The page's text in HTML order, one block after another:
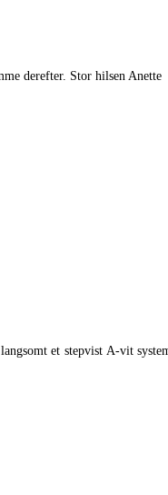
derefter. Stor hilsen Anette
et stepvist A-vit